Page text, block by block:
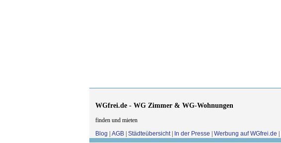
WGfrei.de - WG Zimmer & WG-Wohnungen
finden und mieten
Blog | AGB| Städteübersicht| In der Presse | Werbung auf WGfrei.de |